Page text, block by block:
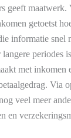
geeft maatwerk.
getoetst
informatie snel
periodes
met inkomen
Via
veel meer
en